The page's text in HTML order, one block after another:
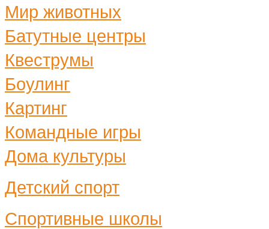
Мир животных
Батутные центры
Квеструмы
Боулинг
Картинг
Командные игры
Дома культуры
Детский спорт
Спортивные школы